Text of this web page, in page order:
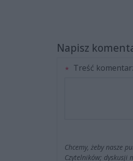
Napisz
Treść
Chcemy, żeby nasze
Czytelników; dyskusji